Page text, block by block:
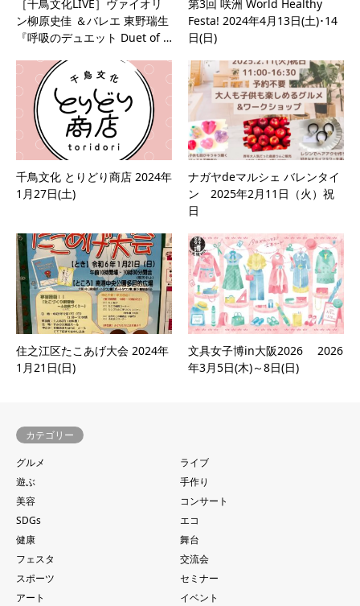
［千鳥文化LIVE］ヴァイオリ
ン柳原史佳 ＆バレエ 東野瑞生
『呼吸のデュエット Duet of …
第3回 咲洲 World Healthy
Festa! 2024年4月13日(土)･14
日(日)
千鳥文化 とりどり商店 2024年
1月27日(土)
ナガヤdeマルシェ バレンタイ
ン 2025年2月11日（火）祝
日
住之江区たこあげ大会 2024年
1月21日(日)
文具女子博in大阪2026 2026
年3月5日(木)～8日(日)
カテゴリー
グルメ
ライブ
遊ぶ
手作り
美容
コンサート
SDGs
エコ
健康
舞台
フェスタ
交流会
スポーツ
セミナー
アート
イベント